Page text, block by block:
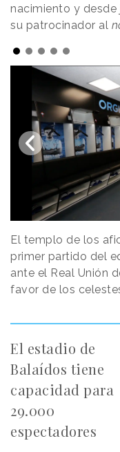
nacimiento y desde
su patrocinador al
El templo de los
primer partido del
ante el Real Unión
favor de los
El estadio de
Balaídos tiene
capacidad para
29.000
espectadores